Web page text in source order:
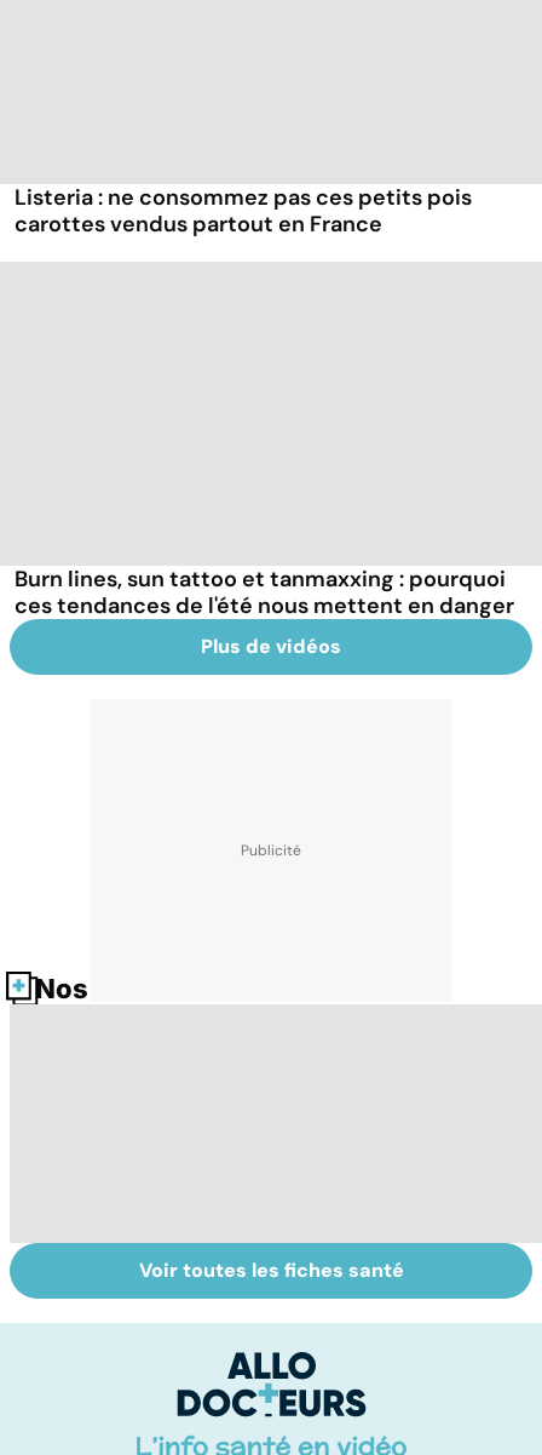
Listeria : ne consommez pas ces petits pois
carottes vendus partout en France
Burn lines, sun tattoo et tanmaxxing : pourquoi
ces tendances de l'été nous mettent en danger
Plus de vidéos
Nos fiches santé
Tout savoir sur
les infections
Inflammation des
amygdales : que
d'angine ?
Voir toutes les fiches santé